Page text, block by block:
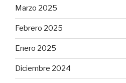
Marzo 2025
Febrero 2025
Enero 2025
Diciembre 2024